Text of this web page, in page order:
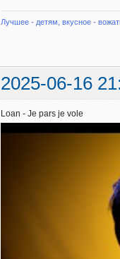
Лучшее - детям, вкусное -
2025-06-16
Loan - Je pars je vole